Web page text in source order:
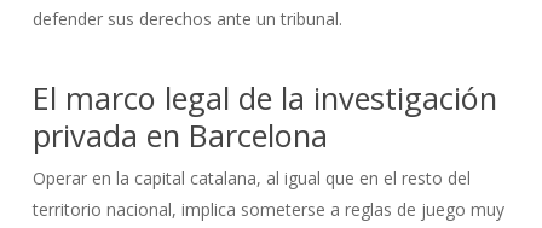
defender sus derechos ante un tribunal.
El marco legal de la investigación
privada en Barcelona
Operar en la capital catalana, al igual que en el resto del
territorio nacional, implica someterse a reglas de juego muy